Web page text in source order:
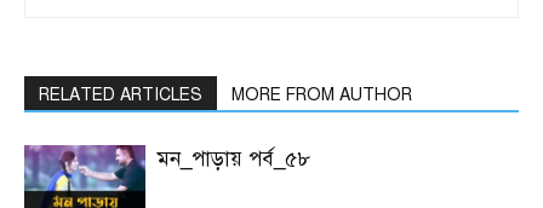
RELATED ARTICLES MORE FROM AUTHOR
মন_পাড়ায় পর্ব_৫৮